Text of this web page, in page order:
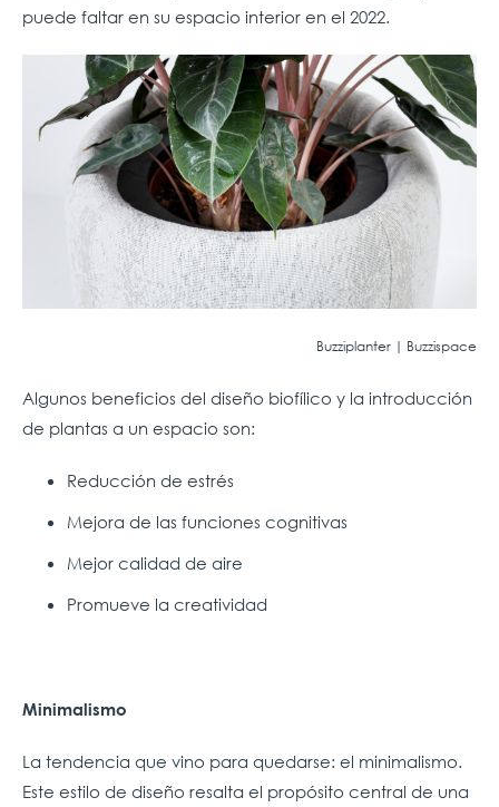
puede faltar en su espacio interior en el 2022.
Buzziplanter | Buzzispace
Algunos beneficios del diseño biofílico y la introducción
de plantas a un espacio son:
Reducción de estrés
Mejora de las funciones cognitivas
Mejor calidad de aire
Promueve la creatividad
Minimalismo
La tendencia que vino para quedarse: el minimalismo.
Este estilo de diseño resalta el propósito central de una